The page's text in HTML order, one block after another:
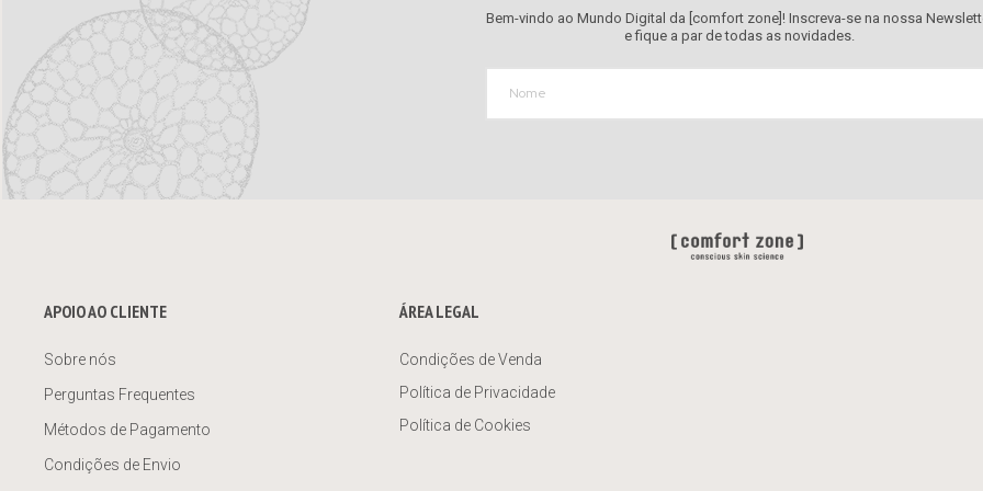
Bem-vindo ao Mundo Digital da [comfort zone]! Inscreva-se na nossa
e fique a par de todas as novidades.
APOIO AO CLIENTE
Sobre nós
Perguntas Frequentes
Métodos de Pagamento
Condições de Envio
ÁREA LEGAL
Condições de Venda
Política de Privacidade
Política de Cookies